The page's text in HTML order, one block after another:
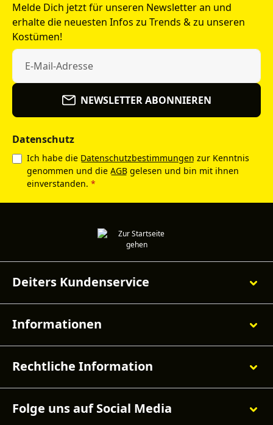
Melde Dich jetzt für unseren Newsletter an und
erhalte die neuesten Infos zu Trends & zu unseren
Kostümen!
NEWSLETTER ABONNIEREN
Datenschutz
Ich habe die Datenschutzbestimmungen zur Kenntnis
genommen und die AGB gelesen und bin mit ihnen
einverstanden. *
Deiters Kundenservice
Informationen
Rechtliche Information
Folge uns auf Social Media